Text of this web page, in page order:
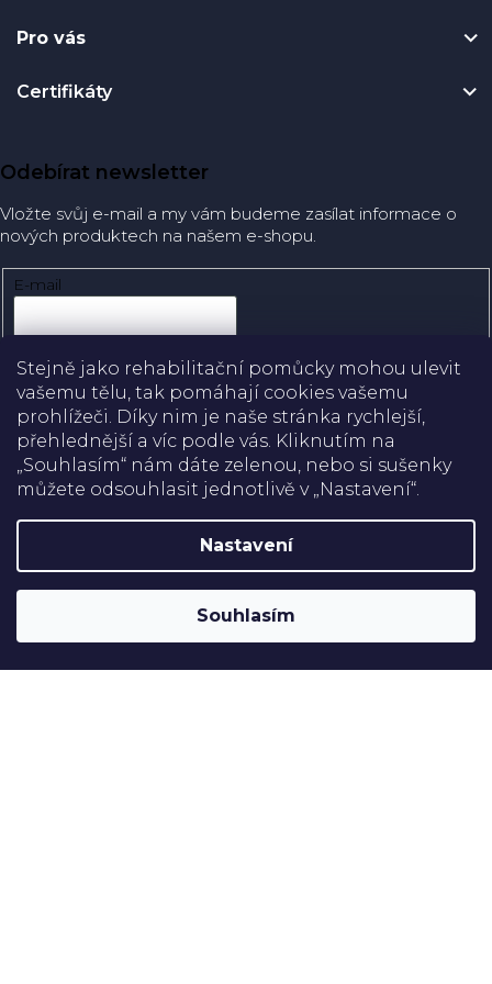
Stejně jako rehabilitační pomůcky mohou ulevit
vašemu tělu, tak pomáhají cookies vašemu
prohlížeči. Díky nim je naše stránka rychlejší,
přehlednější a víc podle vás. Kliknutím na
„Souhlasím“ nám dáte zelenou, nebo si sušenky
můžete odsouhlasit jednotlivě v „Nastavení“.
Nastavení
Souhlasím
Pro vás
Certifikáty
Doprava
Platba
Odebírat newsletter
Vložte svůj e-mail a my vám budeme zasílat informace o
nových produktech na našem e-shopu.
E-mail
Přihlásit se
Rehabilitační pomůcky
Upravit nastavení cookies